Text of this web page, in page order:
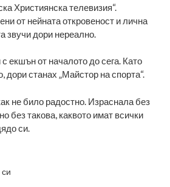
Християнска телевизия“.
от нейната откровеност и лична
звучи дори нереално.
екшън от началото до сега. Като
станах „Майстор на спорта“.
не било радостно. Израснала без
без такова, каквото имат всички
си.